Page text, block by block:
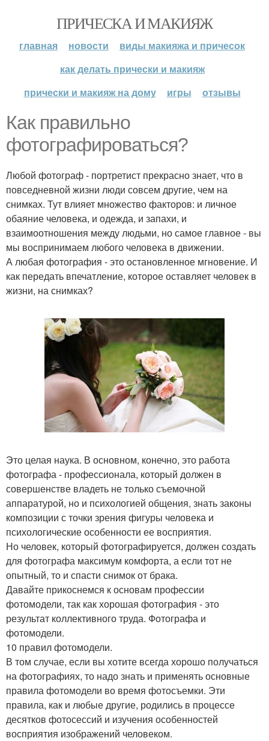
ПРИЧЕСКА И МАКИЯЖ
главная новости
виды макияжа и причесок
как делать прически и макияж
прически и макияж на дому
игры отзывы
Как правильно
фотографироваться?
Любой фотограф - портретист прекрасно знает, что в
повседневной жизни люди совсем другие, чем на
снимках. Тут влияет множество факторов: и личное
обаяние человека, и одежда, и запахи, и
взаимоотношения между людьми, но самое главное - вы
мы воспринимаем любого человека в движении.
А любая фотография - это остановленное мгновение. И
как передать впечатление, которое оставляет человек в
жизни, на снимках?
Это целая наука. В основном, конечно, это работа
фотографа - профессионала, который должен в
совершенстве владеть не только съемочной
аппаратурой, но и психологией общения, знать законы
композиции с точки зрения фигуры человека и
психологические особенности ее восприятия.
Но человек, который фотографируется, должен создать
для фотографа максимум комфорта, а если тот не
опытный, то и спасти снимок от брака.
Давайте прикоснемся к основам профессии
фотомодели, так как хорошая фотография - это
результат коллективного труда. Фотографа и
фотомодели.
10 правил фотомодели.
В том случае, если вы хотите всегда хорошо получаться
на фотографиях, то надо знать и применять основные
правила фотомодели во время фотосъемки. Эти
правила, как и любые другие, родились в процессе
десятков фотосессий и изучения особенностей
восприятия изображений человеком.